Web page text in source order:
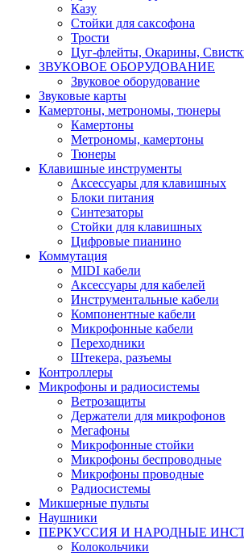
Казу
Стойки для саксофона
Трости
Цуг-флейты, Окарины,
ЗВУКОВОЕ ОБОРУДОВАНИЕ
Звуковое оборудование
Звуковые карты
Камертоны, метрономы, тюнеры
Камертоны
Метрономы, камертоны
Тюнеры
Клавишные инструменты
Аксессуары для клавишных
Блоки питания
Синтезаторы
Стойки для клавишных
Цифровые пианино
Коммутация
MIDI кабели
Аксессуары для кабелей
Инструментальные кабели
Компонентные кабели
Микрофонные кабели
Переходники
Штекера, разъемы
Контроллеры
Микрофоны и радиосистемы
Ветрозащиты
Держатели для микрофонов
Мегафоны
Микрофонные стойки
Микрофоны беспроводные
Микрофоны проводные
Радиосистемы
Микшерные пульты
Наушники
ПЕРКУССИЯ И НАРОДНЫЕ
Колокольчики